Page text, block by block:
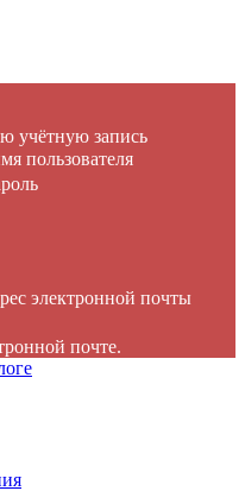
учётную запись
пользователя
электронной почты
почте.